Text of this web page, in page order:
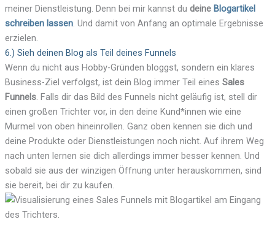
meiner Dienstleistung. Denn bei mir kannst du deine Blogartikel
schreiben lassen. Und damit von Anfang an optimale Ergebnisse
erzielen.
6.) Sieh deinen Blog als Teil deines Funnels
Wenn du nicht aus Hobby-Gründen bloggst, sondern ein klares
Business-Ziel verfolgst, ist dein Blog immer Teil eines Sales
Funnels. Falls dir das Bild des Funnels nicht geläufig ist, stell dir
einen großen Trichter vor, in den deine Kund*innen wie eine
Murmel von oben hineinrollen. Ganz oben kennen sie dich und
deine Produkte oder Dienstleistungen noch nicht. Auf ihrem Weg
nach unten lernen sie dich allerdings immer besser kennen. Und
sobald sie aus der winzigen Öffnung unter herauskommen, sind
sie bereit, bei dir zu kaufen.